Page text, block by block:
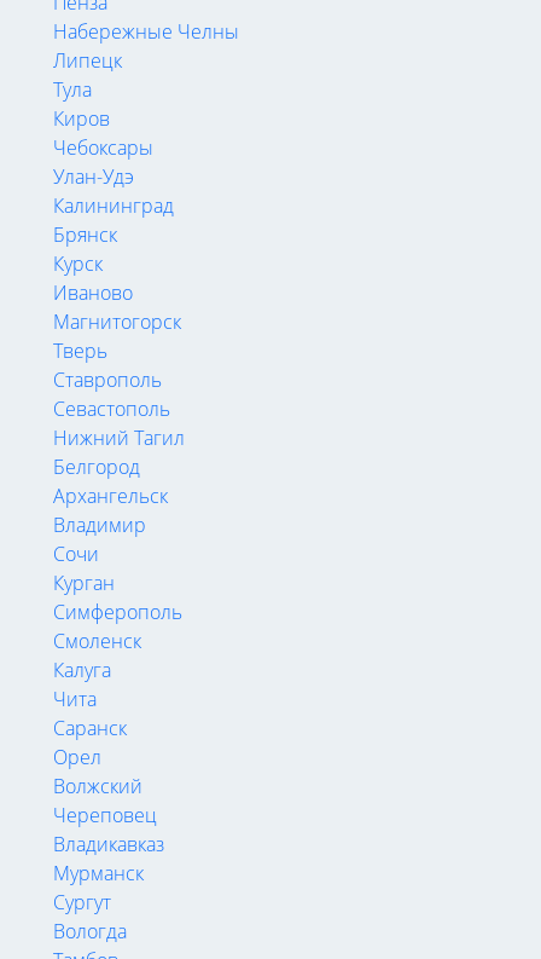
Набережные Челны
Липецк
Тула
Киров
Чебоксары
Улан-Удэ
Калининград
Брянск
Курск
Иваново
Магнитогорск
Тверь
Ставрополь
Севастополь
Нижний Тагил
Белгород
Архангельск
Владимир
Сочи
Курган
Симферополь
Смоленск
Калуга
Чита
Саранск
Орел
Волжский
Череповец
Владикавказ
Мурманск
Сургут
Вологда